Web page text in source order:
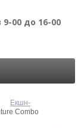
00 до 16-00
Екшн-
Combo